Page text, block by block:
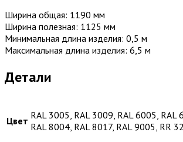
Ширина общая: 1190 мм
Ширина полезная: 1125 мм
Минимальная длина изделия: 0,5 м
Максимальная длина изделия: 6,5 м
Детали
Цвет RAL 3005, RAL 3009, RAL 6005, RAL
RAL 8004, RAL 8017, RAL 9005, RR 32